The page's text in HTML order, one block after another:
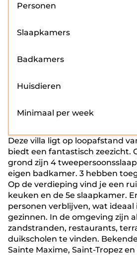
Personen
Slaapkamers
Badkamers
Huisdieren
Minimaal per week
Deze villa ligt op loopafstand
biedt een fantastisch zeezicht.
grond zijn 4
eigen badkamer. 3 hebben
Op de verdieping vind je een
keuken en de 5e slaapkamer.
personen verblijven, wat ideaal
gezinnen. In de omgeving zijn
zandstranden, restaurants,
duikscholen te vinden.
Sainte Maxime, Saint-Tropez